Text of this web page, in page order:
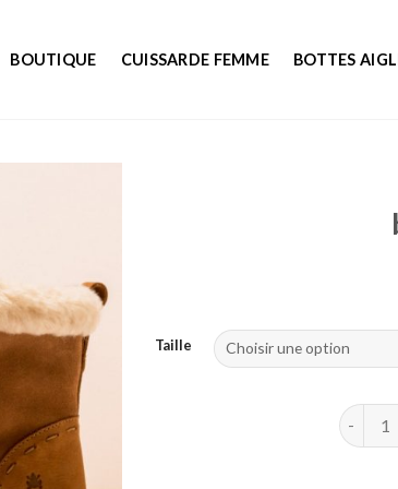
BOUTIQUE CUISSARDE FEMME BOTTES
Taille